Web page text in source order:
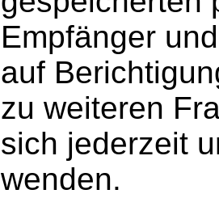
Empfänger
auf
zu weiteren
sich jederzeit
wenden.